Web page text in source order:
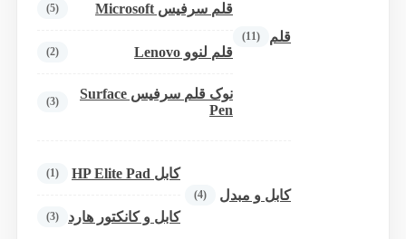
قلم (11)
قلم سرفیس Microsoft (5)
قلم لنوو Lenovo (2)
نوک قلم سرفیس Surface
Pen
(3)
کابل و مبدل (4)
کابل HP Elite Pad (1)
کابل و کانکتور هارد (3)